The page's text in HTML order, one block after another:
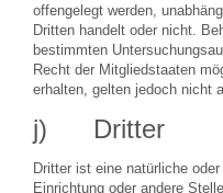
offengelegt werden,
Dritten handelt oder nicht.
bestimmten
Recht der Mitgliedstaaten
erhalten, gelten jedoch nicht
j) Dritter
Dritter ist eine natürliche
Einrichtung oder andere